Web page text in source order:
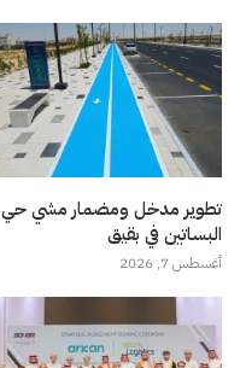
تطوير مدخل ومضمار مشي حي
البساتين في بقيق
أغسطس 7, 2026